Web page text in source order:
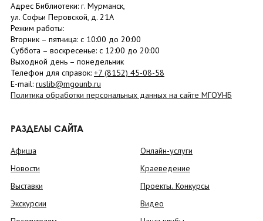
Адрес Библиотеки: г. Мурманск,
ул. Софьи Перовской, д. 21А
Режим работы:
Вторник – пятница: с 10:00 до 20:00
Суббота – воскресенье: c 12:00 до 20:00
Выходной день – понедельник
Телефон для справок: +7 (8152) 45-08-58
E-mail: ruslib@mgounb.ru
Политика обработки персональных данных на сайте МГОУНБ
РАЗДЕЛЫ САЙТА
Афиша
Новости
Выставки
Экскурсии
Онлайн-услуги
Краеведение
Проекты. Конкурсы
Видео